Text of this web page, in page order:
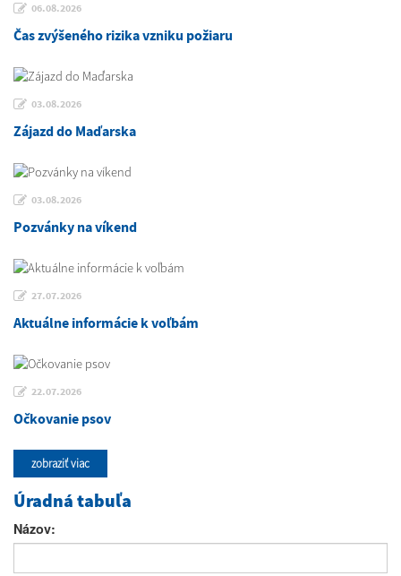
06.08.2026
Čas zvýšeného rizika vzniku požiaru
03.08.2026
Zájazd do Maďarska
03.08.2026
Pozvánky na víkend
27.07.2026
Aktuálne informácie k voľbám
22.07.2026
Očkovanie psov
zobraziť viac
Úradná tabuľa
Názov: